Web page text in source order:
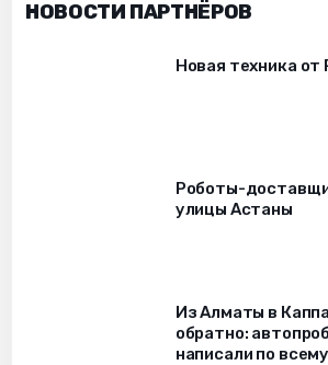
НОВОСТИ ПАРТНЁРОВ
Новая техника
Роботы-
улицы Астаны
Из Алматы в
обратно:
написали по